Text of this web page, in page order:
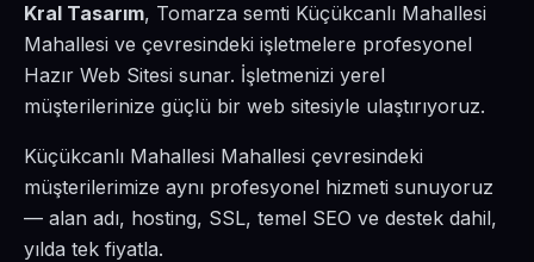
Kral Tasarım, Tomarza semti Küçükcanlı Mahallesi
Mahallesi ve çevresindeki işletmelere profesyonel
Hazır Web Sitesi sunar. İşletmenizi yerel
müşterilerinize güçlü bir web sitesiyle ulaştırıyoruz.
Küçükcanlı Mahallesi Mahallesi çevresindeki
müşterilerimize aynı profesyonel hizmeti sunuyoruz
— alan adı, hosting, SSL, temel SEO ve destek dahil,
yılda tek fiyatla.